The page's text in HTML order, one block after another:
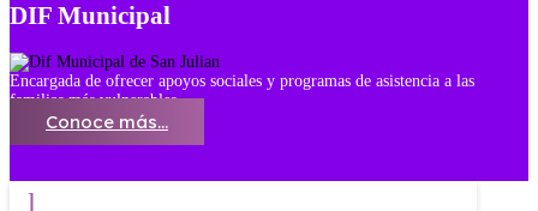
DIF Municipal
Encargada de ofrecer apoyos sociales y programas de asistencia a las
familias más vulnerables.
Conoce más...
l